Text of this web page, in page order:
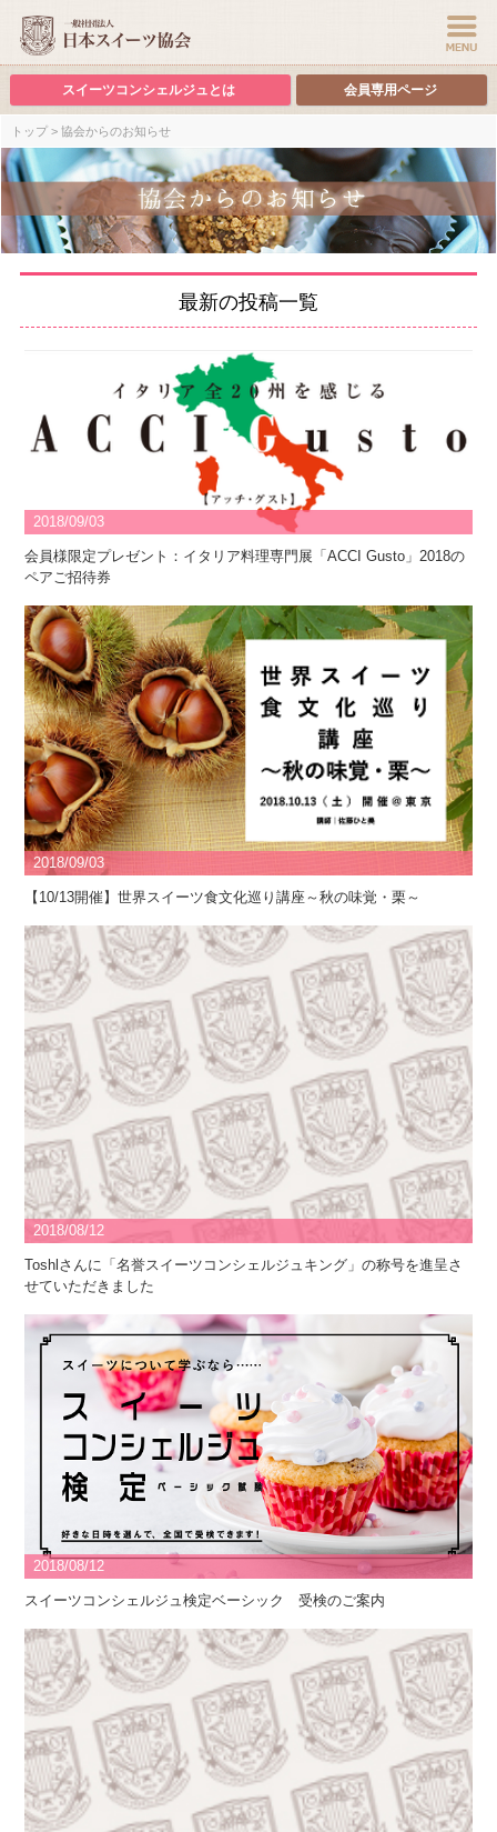
スイーツコンシェルジュとは 会員専用ページ
トップ> 協会からのお知らせ
最新の投稿一覧
2018/09/03
会員様限定プレゼント：イタリア料理専門展「ACCI Gusto」2018の
ペアご招待券
2018/09/03
【10/13開催】世界スイーツ食文化巡り講座～秋の味覚・栗～
2018/08/12
Toshlさんに「名誉スイーツコンシェルジュキング」の称号を進呈さ
せていただきました
2018/08/12
スイーツコンシェルジュ検定ベーシック 受検のご案内